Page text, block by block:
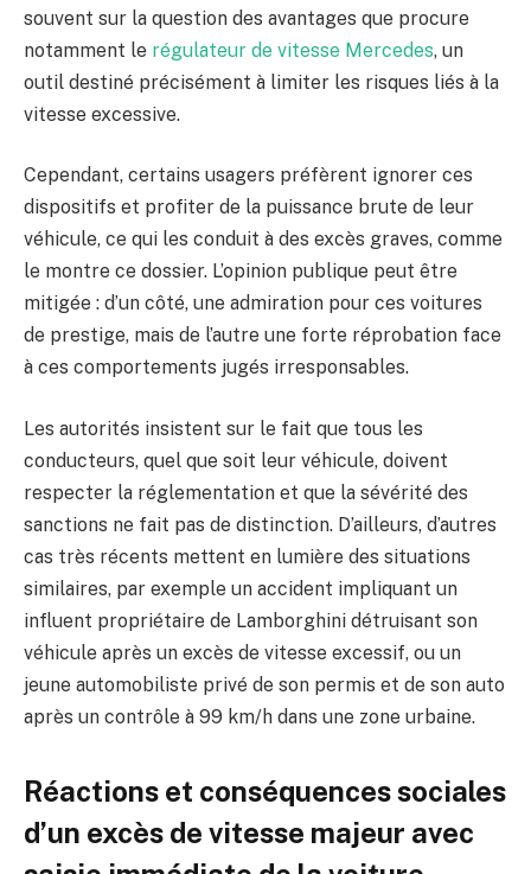
souvent sur la question des avantages que procure
notamment le régulateur de vitesse Mercedes, un
outil destiné précisément à limiter les risques liés à la
vitesse excessive.
Cependant, certains usagers préfèrent ignorer ces
dispositifs et profiter de la puissance brute de leur
véhicule, ce qui les conduit à des excès graves, comme
le montre ce dossier. L’opinion publique peut être
mitigée : d’un côté, une admiration pour ces voitures
de prestige, mais de l’autre une forte réprobation face
à ces comportements jugés irresponsables.
Les autorités insistent sur le fait que tous les
conducteurs, quel que soit leur véhicule, doivent
respecter la réglementation et que la sévérité des
sanctions ne fait pas de distinction. D’ailleurs, d’autres
cas très récents mettent en lumière des situations
similaires, par exemple un accident impliquant un
influent propriétaire de Lamborghini détruisant son
véhicule après un excès de vitesse excessif, ou un
jeune automobiliste privé de son permis et de son auto
après un contrôle à 99 km/h dans une zone urbaine.
Réactions et conséquences sociales
d’un excès de vitesse majeur avec